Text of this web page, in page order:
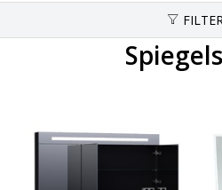
Spiegels